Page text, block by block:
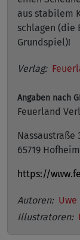
aus stabilem
schlagen (die
Grundspiel)!
Verlag:
Angaben nach
Feuerland
Nassaustraße
65719
https://
Autoren: Uwe
Illustratoren: